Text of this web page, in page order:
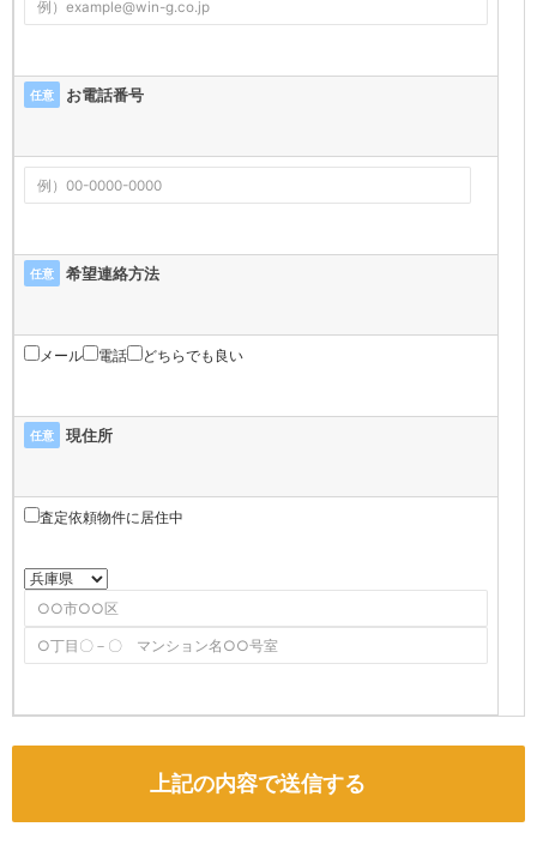
任意 お電話番号
任意 希望連絡方法
メール 電話 どちらでも良い
任意 現住所
査定依頼物件に居住中